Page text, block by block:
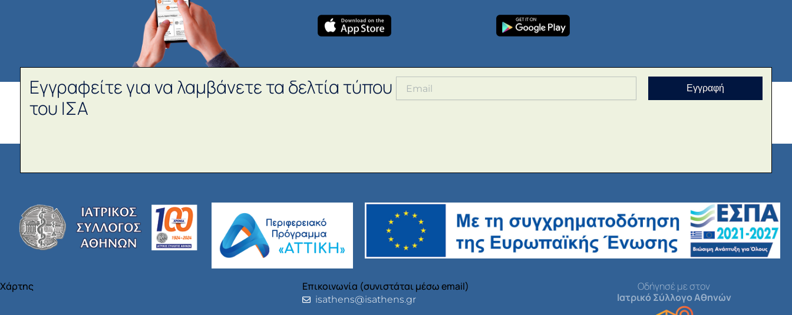
Εγγραφείτε για να λαμβάνετε τα δελτία τύπου
του ΙΣΑ
Εγγραφή
Χάρτης Επικοινωνία (συνιστάται μέσω email)
isathens@isathens.gr
Οδήγησέ με στον
Ιατρικό Σύλλογο Αθηνών